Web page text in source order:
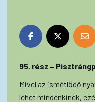
95. rész –
Mivel az ismétlődő
lehet mindenkinek,